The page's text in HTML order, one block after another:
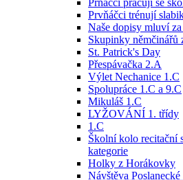
Prňáčci pracují se
Prvňáčci trénují
Naše dopisy mluví za
Skupinky
St. Patrick's Day
Přespávačka 2.A
Výlet Nechanice 1.C
Spolupráce 1.C a 9.C
Mikuláš 1.C
LYŽOVÁNÍ 1. třídy
1.C
Školní kolo recitační
kategorie
Holky z Horákovky
Návštěva